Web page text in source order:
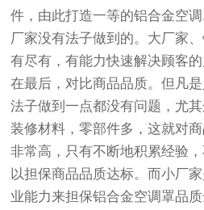
件，由此打造一等的铝合金空
厂家没有法子做到的。大厂家
有尽有，有能力快速解决顾客的
在最后，对比商品品质。但凡
法子做到一点都没有问题，尤
装修材料，零部件多，这就对
非常高，只有不断地积累经验
以担保商品品质达标。而小厂
业能力来担保铝合金空调罩品